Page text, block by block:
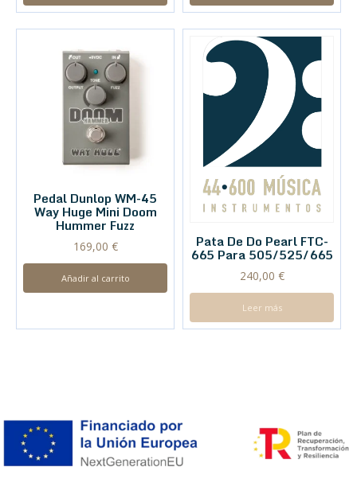
Pedal Dunlop WM-45
Way Huge Mini Doom
Hummer Fuzz
169,00 €
Añadir al carrito
Pata De Do Pearl FTC-
665 Para 505/525/665
240,00 €
Leer más